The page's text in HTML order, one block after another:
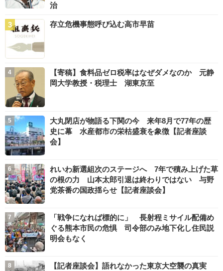
治
存立危機事態呼び込む高市早苗
【寄稿】食料品ゼロ税率はなぜダメなのか 元静
岡大学教授・税理士 湖東京至
大丸閉店が物語る下関の今 来年8月で77年の歴
史に幕 水産都市の栄枯盛衰を象徴【記者座談
会】
れいわ新選組次のステージへ 7年で積み上げた草
の根の力 山本太郎引退は終わりではない 与野
党茶番の国政揺らせ【記者座談会】
「戦争になれば標的に」 長射程ミサイル配備め
ぐる熊本市民の危惧 司令部のみ地下化し住民説
明会もなく
【記者座談会】語れなかった東京大空襲の真実